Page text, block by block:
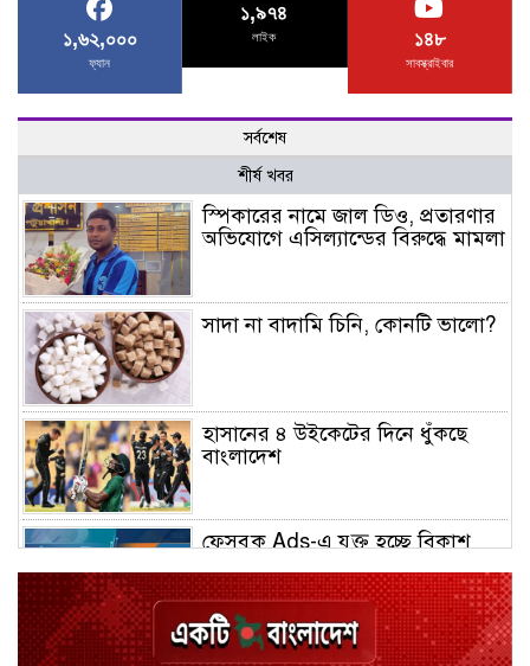
১,৬২,০০০
ফ্যান
১,৯৭৪
লাইক ১৪৮
সাবস্ক্রাইবার
সর্বশেষ
শীর্ষ খবর
স্পিকারের নামে জাল ডিও, প্রতারণার
অভিযোগে এসিল্যান্ডের বিরুদ্ধে মামলা
সাদা না বাদামি চিনি, কোনটি ভালো?
হাসানের ৪ উইকেটের দিনে ধুঁকছে
বাংলাদেশ
ফেসবুক Ads-এ যুক্ত হচ্ছে বিকাশ
বিয়ে ভাঙার গুঞ্জনে মুখ খুললেন রণজয়